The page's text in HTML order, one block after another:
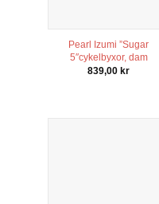
Pearl Izumi ”Sugar
5″cykelbyxor, dam
839,00 kr